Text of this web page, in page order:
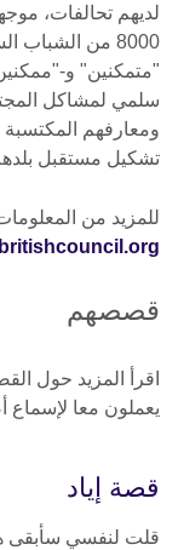
لديهم تحالفات،
8000 من
"متمكنين" و-
سلمي لمشاكل
ومعارفهم المكتسبة
تشكيل مستقبل
للمزيد من
قصصهم
اقرأ المزيد حول
يعملون معا لإسماع
قصة إياد
قلت لنفسي سأبقى